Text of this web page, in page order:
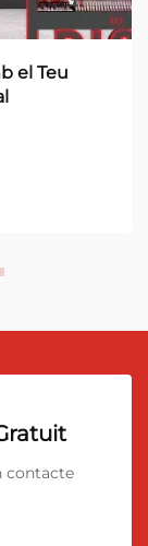
el Teu
contacte